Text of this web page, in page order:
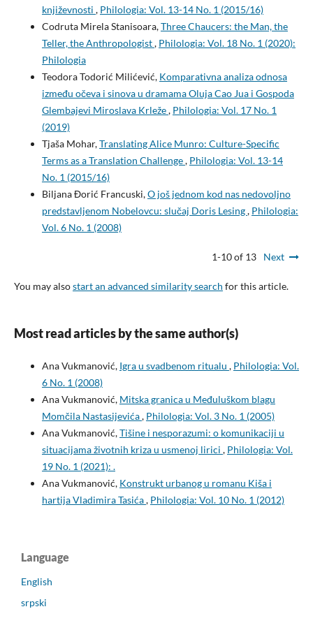
književnosti , Philologia: Vol. 13-14 No. 1 (2015/16)
Codruta Mirela Stanisoara,Three Chaucers: the Man, the
Teller, the Anthropologist, Philologia: Vol. 18 No. 1 (2020):
Philologia
Teodora Todorić Milićević, Komparativna analiza odnosa
između očeva i sinova u dramama Oluja Cao Jua i Gospoda
Glembajevi Miroslava Krleže, Philologia: Vol. 17 No. 1
(2019)
Tjaša Mohar,Translating Alice Munro: Culture-Specific
Terms as a Translation Challenge, Philologia: Vol. 13-14
No. 1 (2015/16)
Biljana Đorić Francuski,O još jednom kod nas nedovoljno
predstavljenom Nobelovcu: slučaj Doris Lesing, Philologia:
Vol. 6 No. 1 (2008)
1-10 of 13 Next
You may alsostart an advanced similarity search for this article.
Most read articles by the same author(s)
Ana Vukmanović, Igra u svadbenom ritualu , Philologia: Vol.
6 No. 1 (2008)
Ana Vukmanović, Mitska granica u Međuluškom blagu
Momčila Nastasijevića, Philologia: Vol. 3 No. 1 (2005)
Ana Vukmanović,Tišine i nesporazumi: o komunikaciji u
situacijama životnih kriza u usmenoj lirici , Philologia: Vol.
19 No. 1 (2021): .
Ana Vukmanović, Konstrukt urbanog u romanu Kiša i
hartija Vladimira Tasića, Philologia: Vol. 10 No. 1 (2012)
Language
English
srpski